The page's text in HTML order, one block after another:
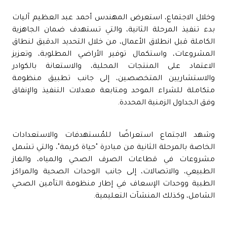
وخلال الاجتماع، استعرض المهندس أحمد عبد العظيم آليات
بدء تنفيذ المرحلة الثانية، والتي تستهدف ضمان الجاهزية
الكاملة قبل انطلاق الأعمال، من خلال التحديد الدقيق لنطاق
المشروعات، واستكمال توفير الأراضي المطلوبة، وتعزيز
الاعتماد على المنتجات المحلية، والاستعانة بالكوادر
والاستشاريين المتخصصين، إلى جانب تطبيق منظومة
متكاملة للشراء الموحد ومتابعة معدلات التنفيذ والإنفاق
وفق الجداول الزمنية المحددة.
وشهد الاجتماع استعراضًا للمُستهدفات والاستعدادات
الخاصة بالمرحلة الثانية من مبادرة "حياة كريمة"، والتي تشمل
مشروعات في قطاعات الصرف الصحي والمياه، والغاز
الطبيعي، والاتصالات، إلى جانب الوحدات الصحية والمراكز
الطبية ووحدات الإسعاف في إطار منظومة التأمين الصحي
الشامل، وكذلك المنشآت التعليمية.